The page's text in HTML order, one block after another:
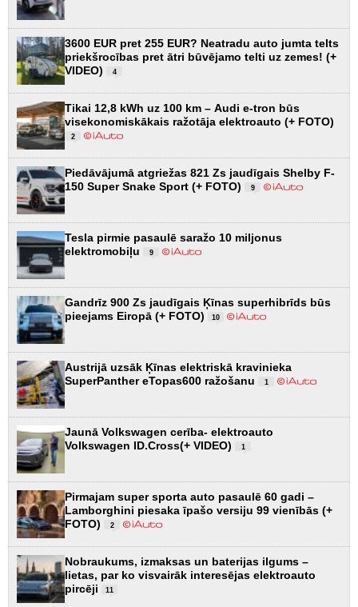
3600 EUR pret 255 EUR? Neatradu auto jumta telts
priekšrocības pret ātri būvējamo telti uz zemes! (+
VIDEO)
4
Tikai 12,8 kWh uz 100 km – Audi e-tron būs
visekonomiskākais ražotāja elektroauto (+ FOTO)
2
Piedāvājumā atgriežas 821 Zs jaudīgais Shelby F-
150 Super Snake Sport (+ FOTO)
9
Tesla pirmie pasaulē saražo 10 miljonus
elektromobiļu
9
Gandrīz 900 Zs jaudīgais Ķīnas superhibrīds būs
pieejams Eiropā (+ FOTO)
10
Austrijā uzsāk Ķīnas elektriskā kravinieka
SuperPanther eTopas600 ražošanu
1
Jaunā Volkswagen cerība- elektroauto
Volkswagen ID.Cross(+ VIDEO)
1
Pirmajam super sporta auto pasaulē 60 gadi –
Lamborghini piesaka īpašo versiju 99 vienībās (+
FOTO)
2
Nobraukums, izmaksas un baterijas ilgums –
lietas, par ko visvairāk interesējas elektroauto
pircēji
11